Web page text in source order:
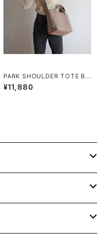
PARK SHOULDER TOTE BA
G (マットブラウン)
¥11,880